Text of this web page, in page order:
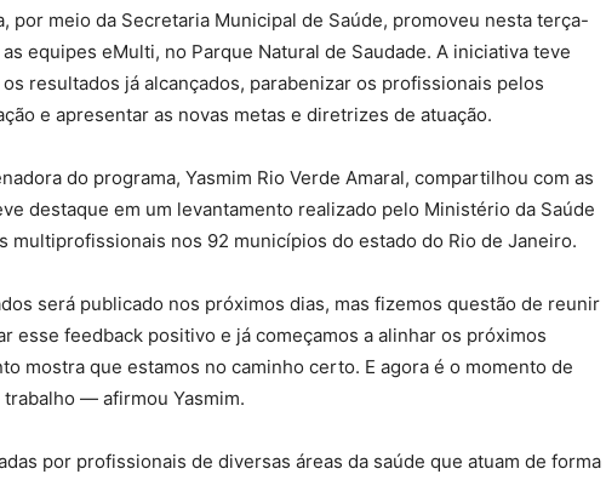
por meio da Secretaria Municipal de Saúde, promoveu nesta terça-
equipes eMulti, no Parque Natural de Saudade. A iniciativa teve
resultados já alcançados, parabenizar os profissionais pelos
e apresentar as novas metas e diretrizes de atuação.
do programa, Yasmim Rio Verde Amaral, compartilhou com as
destaque em um levantamento realizado pelo Ministério da Saúde
multiprofissionais nos 92 municípios do estado do Rio de Janeiro.
será publicado nos próximos dias, mas fizemos questão de reunir
esse feedback positivo e já começamos a alinhar os próximos
mostra que estamos no caminho certo. E agora é o momento de
— afirmou Yasmim.
por profissionais de diversas áreas da saúde que atuam de forma